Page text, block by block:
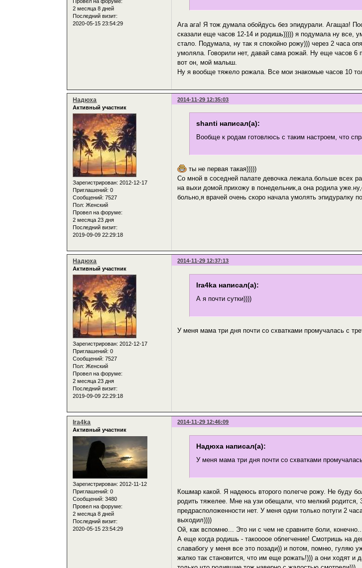
2 месяца 8 дней
Последний визит:
2020-05-15 23:54:29
Ага ага! Я тож думала обойдусь без эпидурали. Агащаз!
сказали еще часов 12-14 и родишь))))) я подумала ну все,
стало. Подумала, ну так я спокойно рожу))) через 2 часа
умоляла. Говорили нет, давай сама рожай. Ну еще часов 6
вот он, мой малыш.
Ну я вообще тяжело рожала. Все мои знакомые часов 10
2014-11-29 12:35:03
Надюха
Активный участник
Зарегистрирован: 2012-12-17
Приглашений: 0
Сообщений: 7527
Пол: Женский
Провел на форуме:
2 месяца 23 дня
Последний визит:
2019-09-09 22:29:18
shanti написал(а):
Вообще к родам готовлюсь с таким настроем, что
ты не первая такая)))))
Со мной в соседней палате девочка лежала.больше всех
на выхи домой.прихожу в понедельник,а она родила
больно,я врачей очень скоро начала умолять эпидуралку
2014-11-29 12:37:13
Надюха
Активный участник
Зарегистрирован: 2012-12-17
Приглашений: 0
Сообщений: 7527
Пол: Женский
Провел на форуме:
2 месяца 23 дня
Последний визит:
2019-09-09 22:29:18
Ira4ka написал(а):
А я почти сутки))))
У меня мама три дня почти со схватками промучалась с
2014-11-29 12:46:09
Ira4ka
Активный участник
Зарегистрирован: 2012-11-12
Приглашений: 0
Сообщений: 3480
Провел на форуме:
2 месяца 8 дней
Последний визит:
2020-05-15 23:54:29
Надюха написал(а):
У меня мама три дня почти со схватками
Кошмар какой. Я надеюсь второго полегче рожу. Не буду
родить тяжелее. Мне на узи обещали, что мелкий
предрасположенности нет. У меня одни только потуги 2
выходил))))
Ой, как вспомню... Это ни с чем не сравните боли,
А еще когда родишь - такоооое облегчение! Смотришь на
славабогу у меня все это позади)) и потом, помню,
жалко так становится, что им еще рожать!))) а они ходят